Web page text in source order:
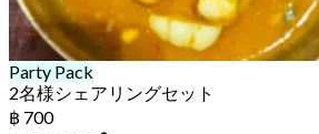
Party Pack
2名様シェアリングセット
฿ 700